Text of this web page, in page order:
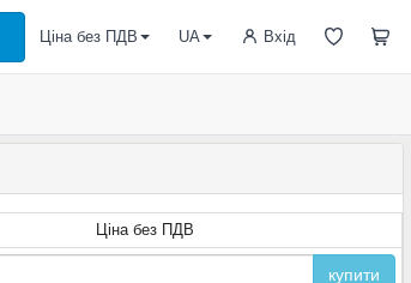
Вхід
Ціна без ПДВ UA
Ціна без ПДВ
купити